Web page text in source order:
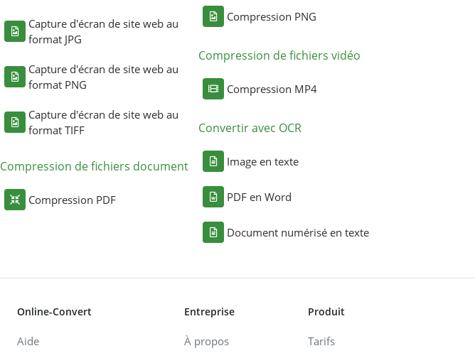
Capture d'écran de site web au
format JPG
Capture d'écran de site web au
format PNG
Capture d'écran de site web au
format TIFF
Compression de fichiers document
Compression PDF
Compression PNG
Compression de fichiers vidéo
Compression MP4
Convertir avec OCR
Image en texte
PDF en Word
Document numérisé en texte
Online-Convert
Aide
Entreprise
À propos
Produit
Tarifs